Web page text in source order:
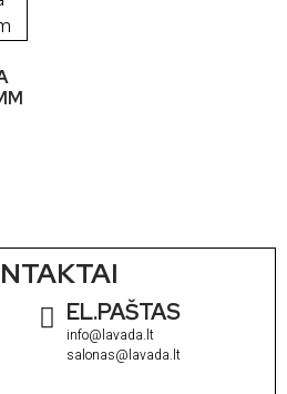
EL.PAŠTAS
info@lavada.lt
salonas@lavada.lt